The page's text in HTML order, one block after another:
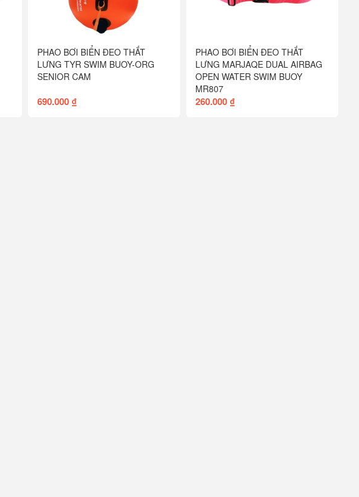
PHAO BƠI BIỂN ĐEO THẮT
LƯNG TYR SWIM BUOY-ORG
SENIOR CAM
690.000 ₫
PHAO BƠI BIỂN ĐEO THẮT
LƯNG MARJAQE DUAL AIRBAG
OPEN WATER SWIM BUOY
MR807
260.000 ₫